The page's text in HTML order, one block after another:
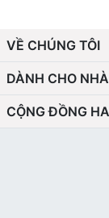
VỀ CHÚNG TÔI
DÀNH CHO
CỘNG ĐỒNG